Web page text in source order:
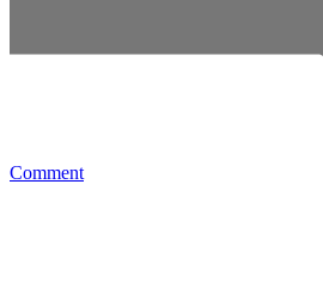
Comment